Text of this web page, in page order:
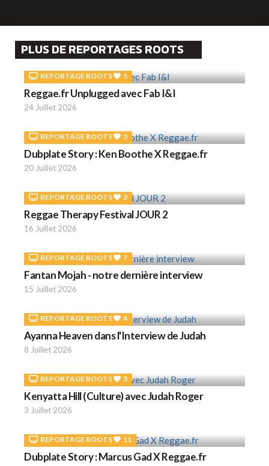
PLUS DE REPORTAGES ROOTS
REPORTAGE ROOTS 5
Reggae.fr Unplugged avec Fab I&I
24 Juillet 2026
REPORTAGE ROOTS 3
Dubplate Story : Ken Boothe X Reggae.fr
20 Juillet 2026
REPORTAGE ROOTS 2
Reggae Therapy Festival JOUR 2
16 Juillet 2026
REPORTAGE ROOTS 7
Fantan Mojah - notre dernière interview
15 Juillet 2026
REPORTAGE ROOTS 4
Ayanna Heaven dans l'Interview de Judah
8 Juillet 2026
REPORTAGE ROOTS 3
Kenyatta Hill (Culture) avec Judah Roger
3 Juillet 2026
REPORTAGE ROOTS 11
Dubplate Story : Marcus Gad X Reggae.fr